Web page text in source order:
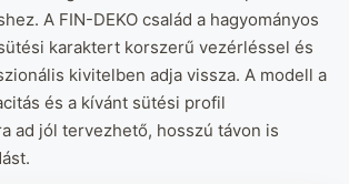
A FIN-DEKO család a hagyományos
karaktert korszerű vezérléssel és
kivitelben adja vissza. A modell a
és a kívánt sütési profil
ad jól tervezhető, hosszú távon is